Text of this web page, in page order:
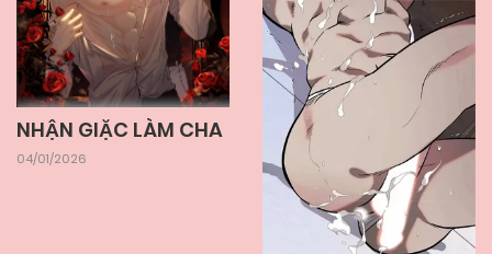
NHẬN GIẶC LÀM CHA
04/01/2026